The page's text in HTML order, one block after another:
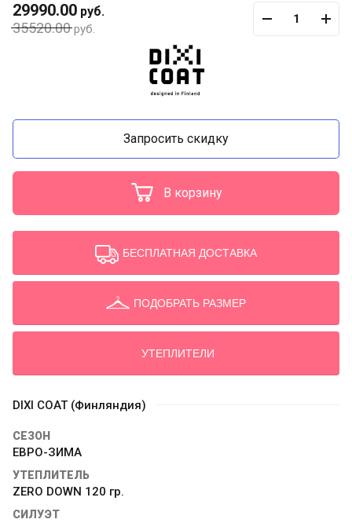
35520.00руб.
29990.00 руб.
В корзину
Запросить скидку
БЕСПЛАТНАЯ ДОСТАВКА
ПОДОБРАТЬ РАЗМЕР
УТЕПЛИТЕЛИ
DIXI COAT (Финляндия)
СЕЗОН
ЕВРО-ЗИМА
УТЕПЛИТЕЛЬ
ZERO DOWN 120 гр.
СИЛУЭТ